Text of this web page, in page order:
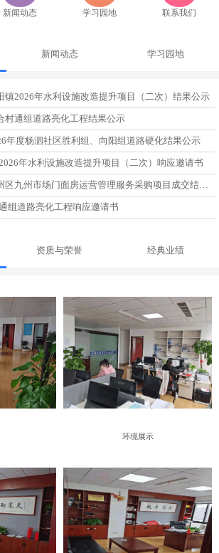
新闻动态 学习园地 联系我们
新闻动态 学习园地
镇2026年水利设施改造提升项目（二次）结果公示
村通组道路亮化工程结果公示
年度杨泗社区胜利组、向阳组道路硬化结果公示
年水利设施改造提升项目（二次）响应邀请书
九州市场门面房运营管理服务采购项目成交结果公告
组道路亮化工程响应邀请书
资质与荣誉 经典业绩
环境展示